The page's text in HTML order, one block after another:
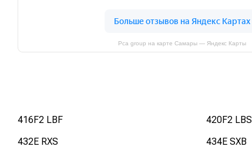
Pca group на карте Самары — Яндекс Карты
416F2 LBF 420F2 LBS
432E RXS
434E SXB